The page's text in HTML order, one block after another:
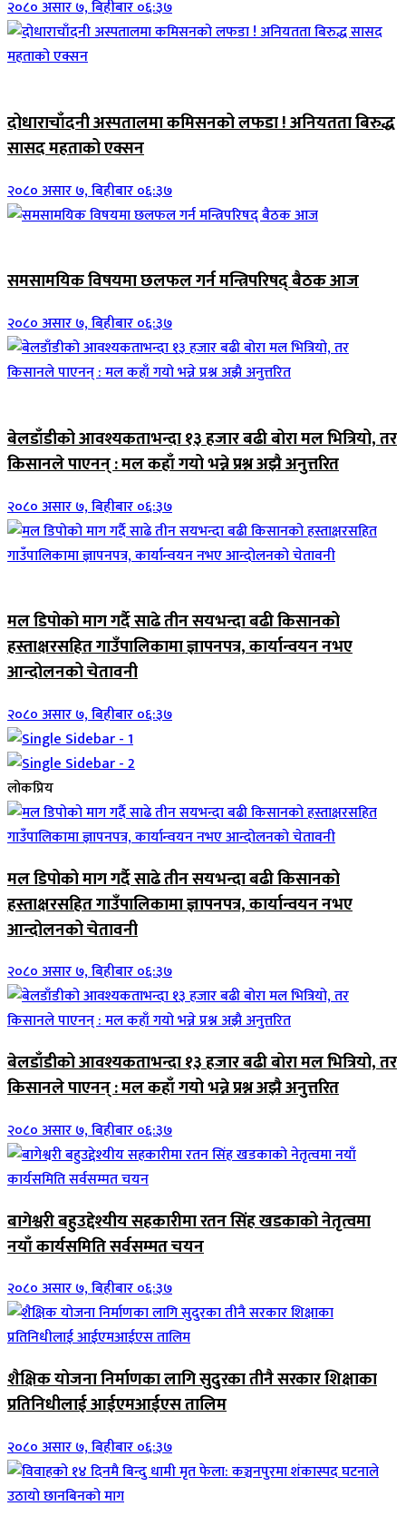
२०८० असार ७, बिहीबार ०६:३७
दोधाराचाँदनी अस्पतालमा कमिसनको लफडा ! अनियतता बिरुद्ध
सासद महताको एक्सन
२०८० असार ७, बिहीबार ०६:३७
समसामयिक विषयमा छलफल गर्न मन्त्रिपरिषद् बैठक आज
२०८० असार ७, बिहीबार ०६:३७
बेलडाँडीको आवश्यकताभन्दा १३ हजार बढी बोरा मल भित्रियो, तर
किसानले पाएनन् : मल कहाँ गयो भन्ने प्रश्न अझै अनुत्तरित
२०८० असार ७, बिहीबार ०६:३७
मल डिपोको माग गर्दै साढे तीन सयभन्दा बढी किसानको
हस्ताक्षरसहित गाउँपालिकामा ज्ञापनपत्र, कार्यान्वयन नभए
आन्दोलनको चेतावनी
२०८० असार ७, बिहीबार ०६:३७
लोकप्रिय
मल डिपोको माग गर्दै साढे तीन सयभन्दा बढी किसानको
हस्ताक्षरसहित गाउँपालिकामा ज्ञापनपत्र, कार्यान्वयन नभए
आन्दोलनको चेतावनी
२०८० असार ७, बिहीबार ०६:३७
बेलडाँडीको आवश्यकताभन्दा १३ हजार बढी बोरा मल भित्रियो, तर
किसानले पाएनन् : मल कहाँ गयो भन्ने प्रश्न अझै अनुत्तरित
२०८० असार ७, बिहीबार ०६:३७
बागेश्वरी बहुउद्देश्यीय सहकारीमा रतन सिंह खडकाको नेतृत्वमा
नयाँ कार्यसमिति सर्वसम्मत चयन
२०८० असार ७, बिहीबार ०६:३७
शैक्षिक योजना निर्माणका लागि सुदुरका तीनै सरकार शिक्षाका
प्रतिनिधीलाई आईएमआईएस तालिम
२०८० असार ७, बिहीबार ०६:३७